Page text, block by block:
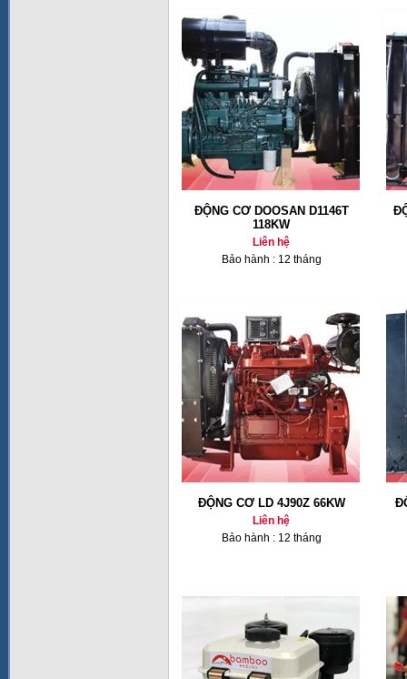
ĐỘNG CƠ DOOSAN D1146T
118KW
Liên hệ
Bảo hành : 12 tháng
ĐỘNG CƠ LD 4J90Z 66KW
Liên hệ
Bảo hành : 12 tháng